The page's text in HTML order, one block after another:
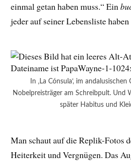
einmal getan haben muss.“ Ein
jeder auf seiner Lebensliste
In ‚La Cónsula‘, im
Nobelpreisträger am Schreibpult. Und
später Habitus und
Man schaut auf die Replik-Fotos
Heiterkeit und Vergnügen. Das